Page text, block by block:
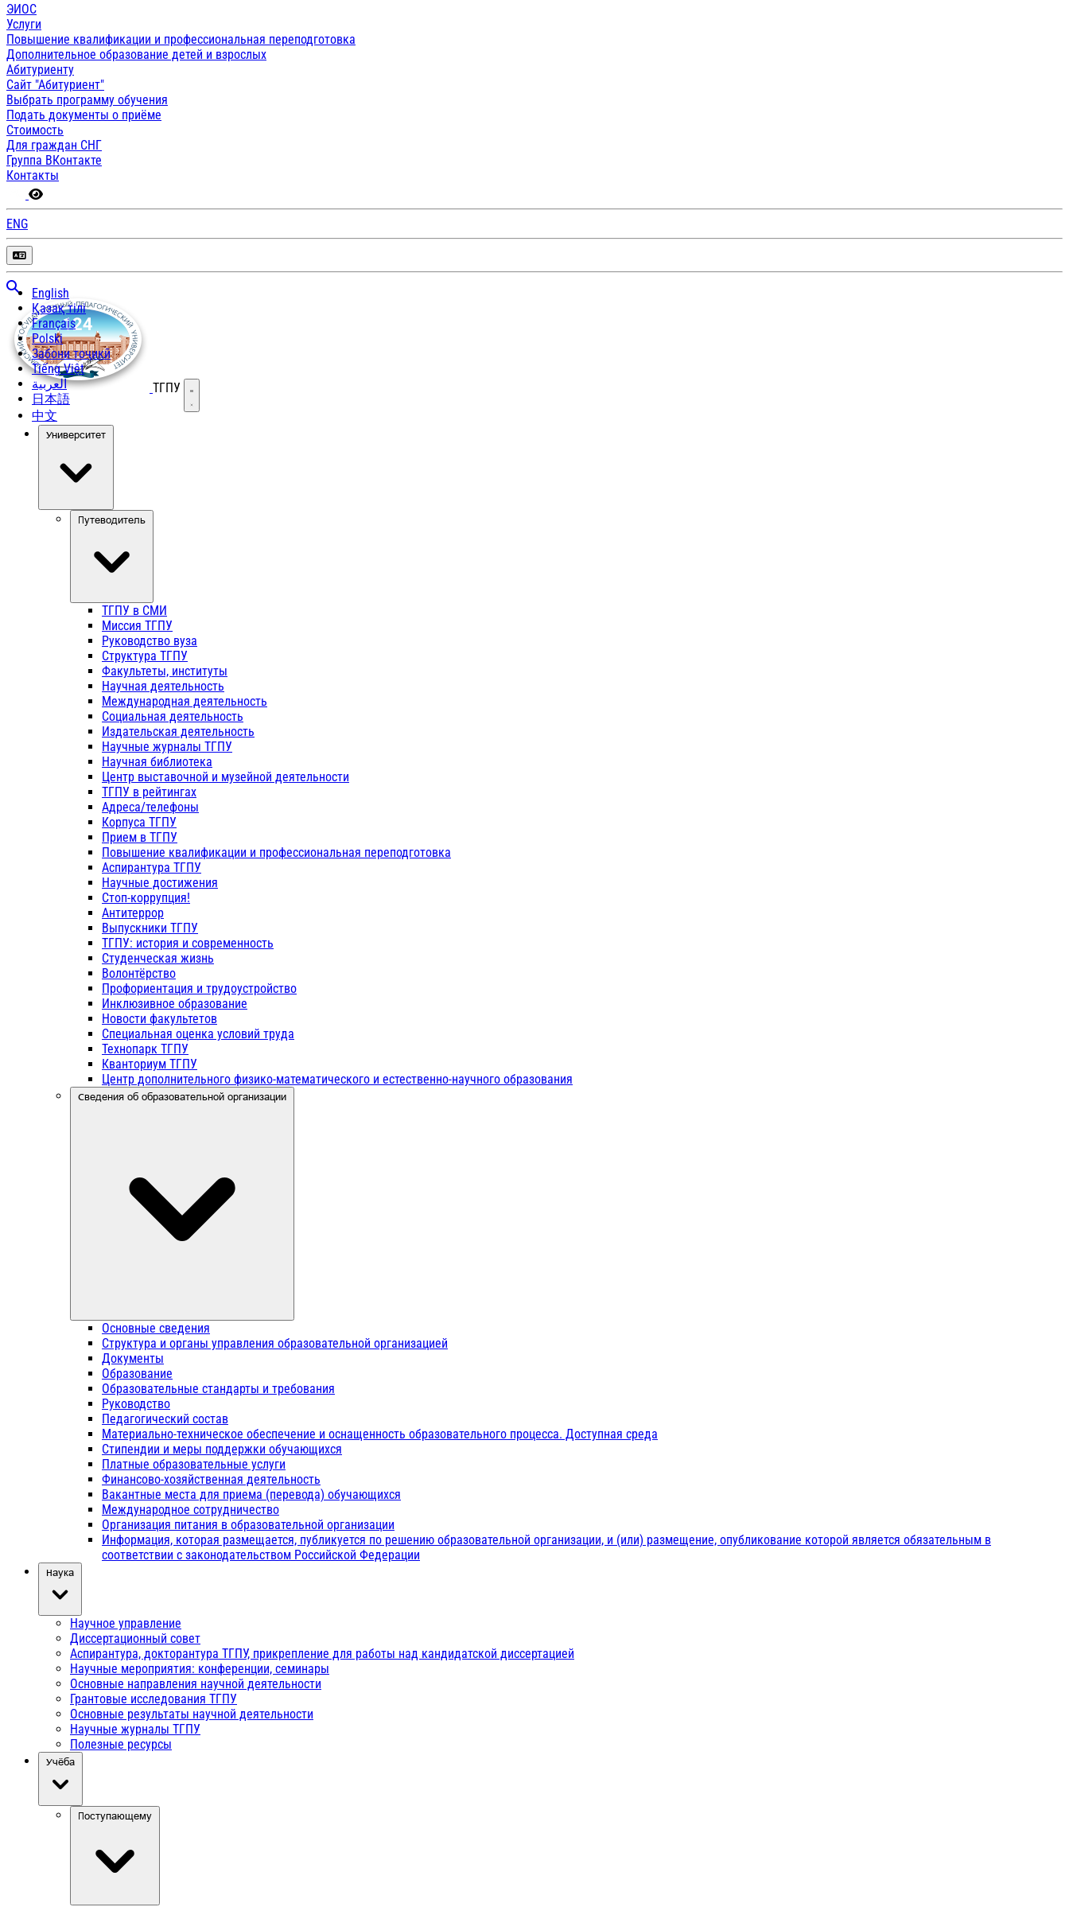
ЭИОС
Услуги
Повышение квалификации и профессиональная переподготовка
Дополнительное образование детей и взрослых
Абитуриенту
Сайт "Абитуриент"
Выбрать программу обучения
Подать документы о приёме
Стоимость
Для граждан СНГ
Группа ВКонтакте
Контакты
ENG
English
Қазақ тілі
Français
Polski
Забони тоҷикӣ
Tiếng Việt
العربية
日本語
中文
ТГПУ Открыть меню
Университет
Путеводитель
ТГПУ в СМИ
Миссия ТГПУ
Руководство вуза
Структура ТГПУ
Факультеты, институты
Научная деятельность
Международная деятельность
Социальная деятельность
Издательская деятельность
Научные журналы ТГПУ
Научная библиотека
Центр выставочной и музейной деятельности
ТГПУ в рейтингах
Адреса/телефоны
Корпуса ТГПУ
Прием в ТГПУ
Повышение квалификации и профессиональная переподготовка
Аспирантура ТГПУ
Научные достижения
Стоп-коррупция!
Антитеррор
Выпускники ТГПУ
ТГПУ: история и современность
Студенческая жизнь
Волонтёрство
Профориентация и трудоустройство
Инклюзивное образование
Новости факультетов
Специальная оценка условий труда
Технопарк ТГПУ
Кванториум ТГПУ
Центр дополнительного физико-математического и естественно-научного образования
Сведения об образовательной организации
Основные сведения
Структура и органы управления образовательной организацией
Документы
Образование
Образовательные стандарты и требования
Руководство
Педагогический состав
Материально-техническое обеспечение и оснащенность образовательного процесса. Доступная среда
Стипендии и меры поддержки обучающихся
Платные образовательные услуги
Финансово-хозяйственная деятельность
Вакантные места для приема (перевода) обучающихся
Международное сотрудничество
Организация питания в образовательной организации
Информация, которая размещается, публикуется по решению образовательной организации, и (или) размещение, опубликование которой является обязательным в
соответствии с законодательством Российской Федерации
Наука
Научное управление
Диссертационный совет
Аспирантура, докторантура ТГПУ, прикрепление для работы над кандидатской диссертацией
Научные мероприятия: конференции, семинары
Основные направления научной деятельности
Грантовые исследования ТГПУ
Основные результаты научной деятельности
Научные журналы ТГПУ
Полезные ресурсы
Учёба
Поступающему